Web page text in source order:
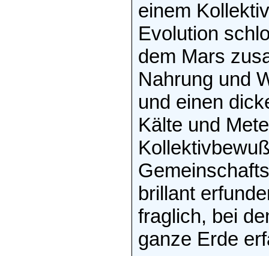
einem
Evolution
dem Mars
Nahrung und
und einen
Kälte und
brillant
fraglich, bei
ganze Erde